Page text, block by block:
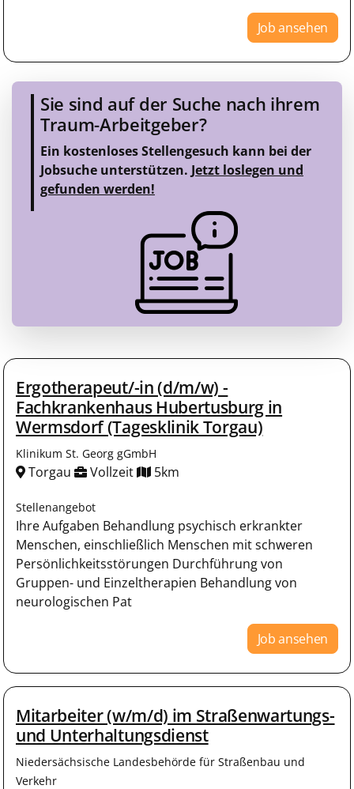
Job ansehen
Sie sind auf der Suche nach ihrem
Traum-Arbeitgeber?
Ein kostenloses Stellengesuch kann bei der
Jobsuche unterstützen. Jetzt loslegen und
gefunden werden!
Ergotherapeut/-in (d/m/w) -
Fachkrankenhaus Hubertusburg in
Wermsdorf (Tagesklinik Torgau)
Klinikum St. Georg gGmbH
Torgau Vollzeit 5km
Stellenangebot
Ihre Aufgaben Behandlung psychisch erkrankter
Menschen, einschließlich Menschen mit schweren
Persönlichkeitsstörungen Durchführung von
Gruppen- und Einzeltherapien Behandlung von
neurologischen Pat
Job ansehen
Mitarbeiter (w/m/d) im Straßenwartungs-
und Unterhaltungsdienst
Niedersächsische Landesbehörde für Straßenbau und
Verkehr